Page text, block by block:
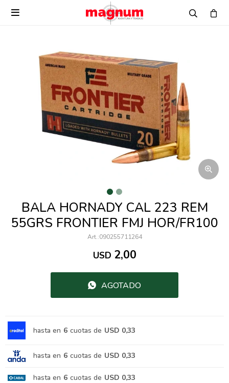

BALA HORNADY CAL 223 REM
55GRS FRONTIER FMJ HOR/FR100
090255711264
USD 2,00
AGOTADO
hasta en 6 cuotas de USD 0,33
hasta en 6 cuotas de USD 0,33
hasta en 6 cuotas de USD 0,33